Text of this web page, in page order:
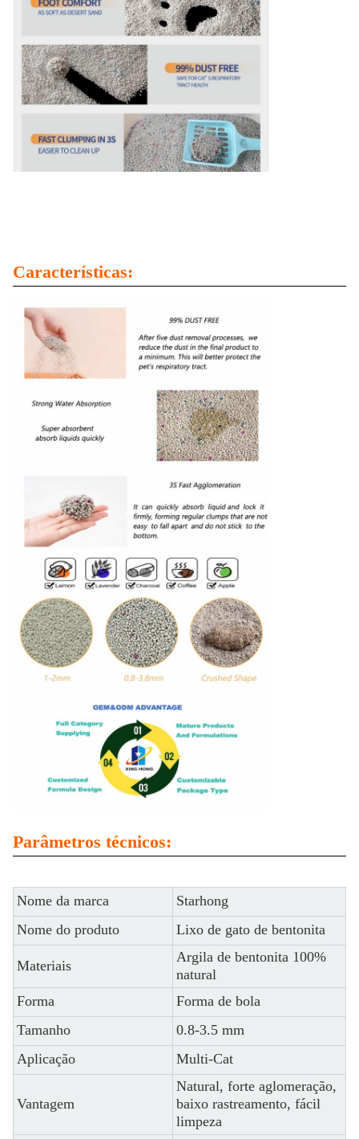
Características:
Parâmetros técnicos:
Nome da marca
Starhong
Nome do produto
Lixo de gato de bentonita
Materiais
Argila de bentonita 100%
natural
Forma
Forma de bola
Tamanho
0.8-3.5 mm
Aplicação
Multi-Cat
Vantagem
Natural, forte aglomeração,
baixo rastreamento, fácil
limpeza